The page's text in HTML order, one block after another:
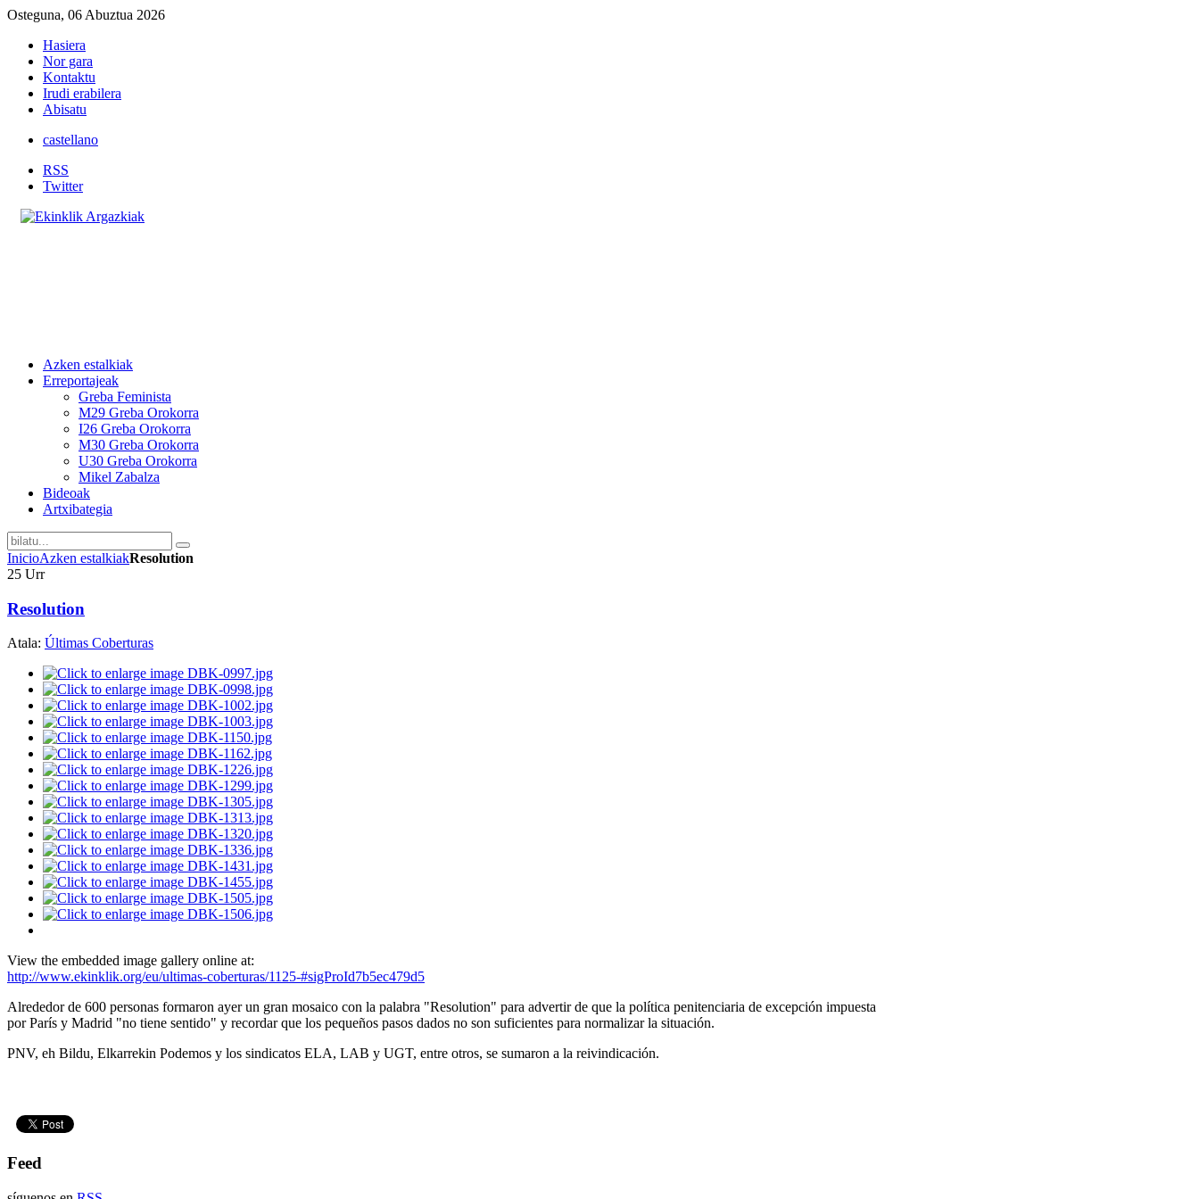
Osteguna, 06 Abuztua 2026
Hasiera
Nor gara
Kontaktu
Irudi erabilera
Abisatu
castellano
RSS
Twitter
Azken estalkiak
Erreportajeak
Greba Feminista
M29 Greba Orokorra
I26 Greba Orokorra
M30 Greba Orokorra
U30 Greba Orokorra
Mikel Zabalza
Bideoak
Artxibategia
InicioAzken estalkiakResolution
25 Urr
Resolution
Atala: Últimas Coberturas
View the embedded image gallery online at:
http://www.ekinklik.org/eu/ultimas-coberturas/1125-#sigProId7b5ec479d5
Alrededor de 600 personas formaron ayer un gran mosaico con la palabra "Resolution" para advertir de que la política penitenciaria de excepción impuesta
por París y Madrid "no tiene sentido" y recordar que los pequeños pasos dados no son suficientes para normalizar la situación.
PNV, eh Bildu, Elkarrekin Podemos y los sindicatos ELA, LAB y UGT, entre otros, se sumaron a la reivindicación.
Feed